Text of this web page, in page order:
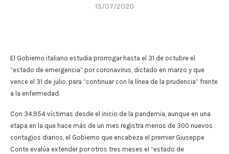
13/07/2020
El Gobierno italiano estudia prorrogar hasta el 31 de octubre el
“estado de emergencia” por coronavirus, dictado en marzo y que
vence el 31 de julio, para “continuar con la línea de la prudencia” frente
a la enfermedad.
Con 34.954 víctimas desde el inicio de la pandemia, aunque en una
etapa en la que hace más de un mes registra menos de 300 nuevos
contagios diarios, el Gobierno que encabeza el premier Giuseppe
Conte evalúa extender por otros tres meses el “estado de